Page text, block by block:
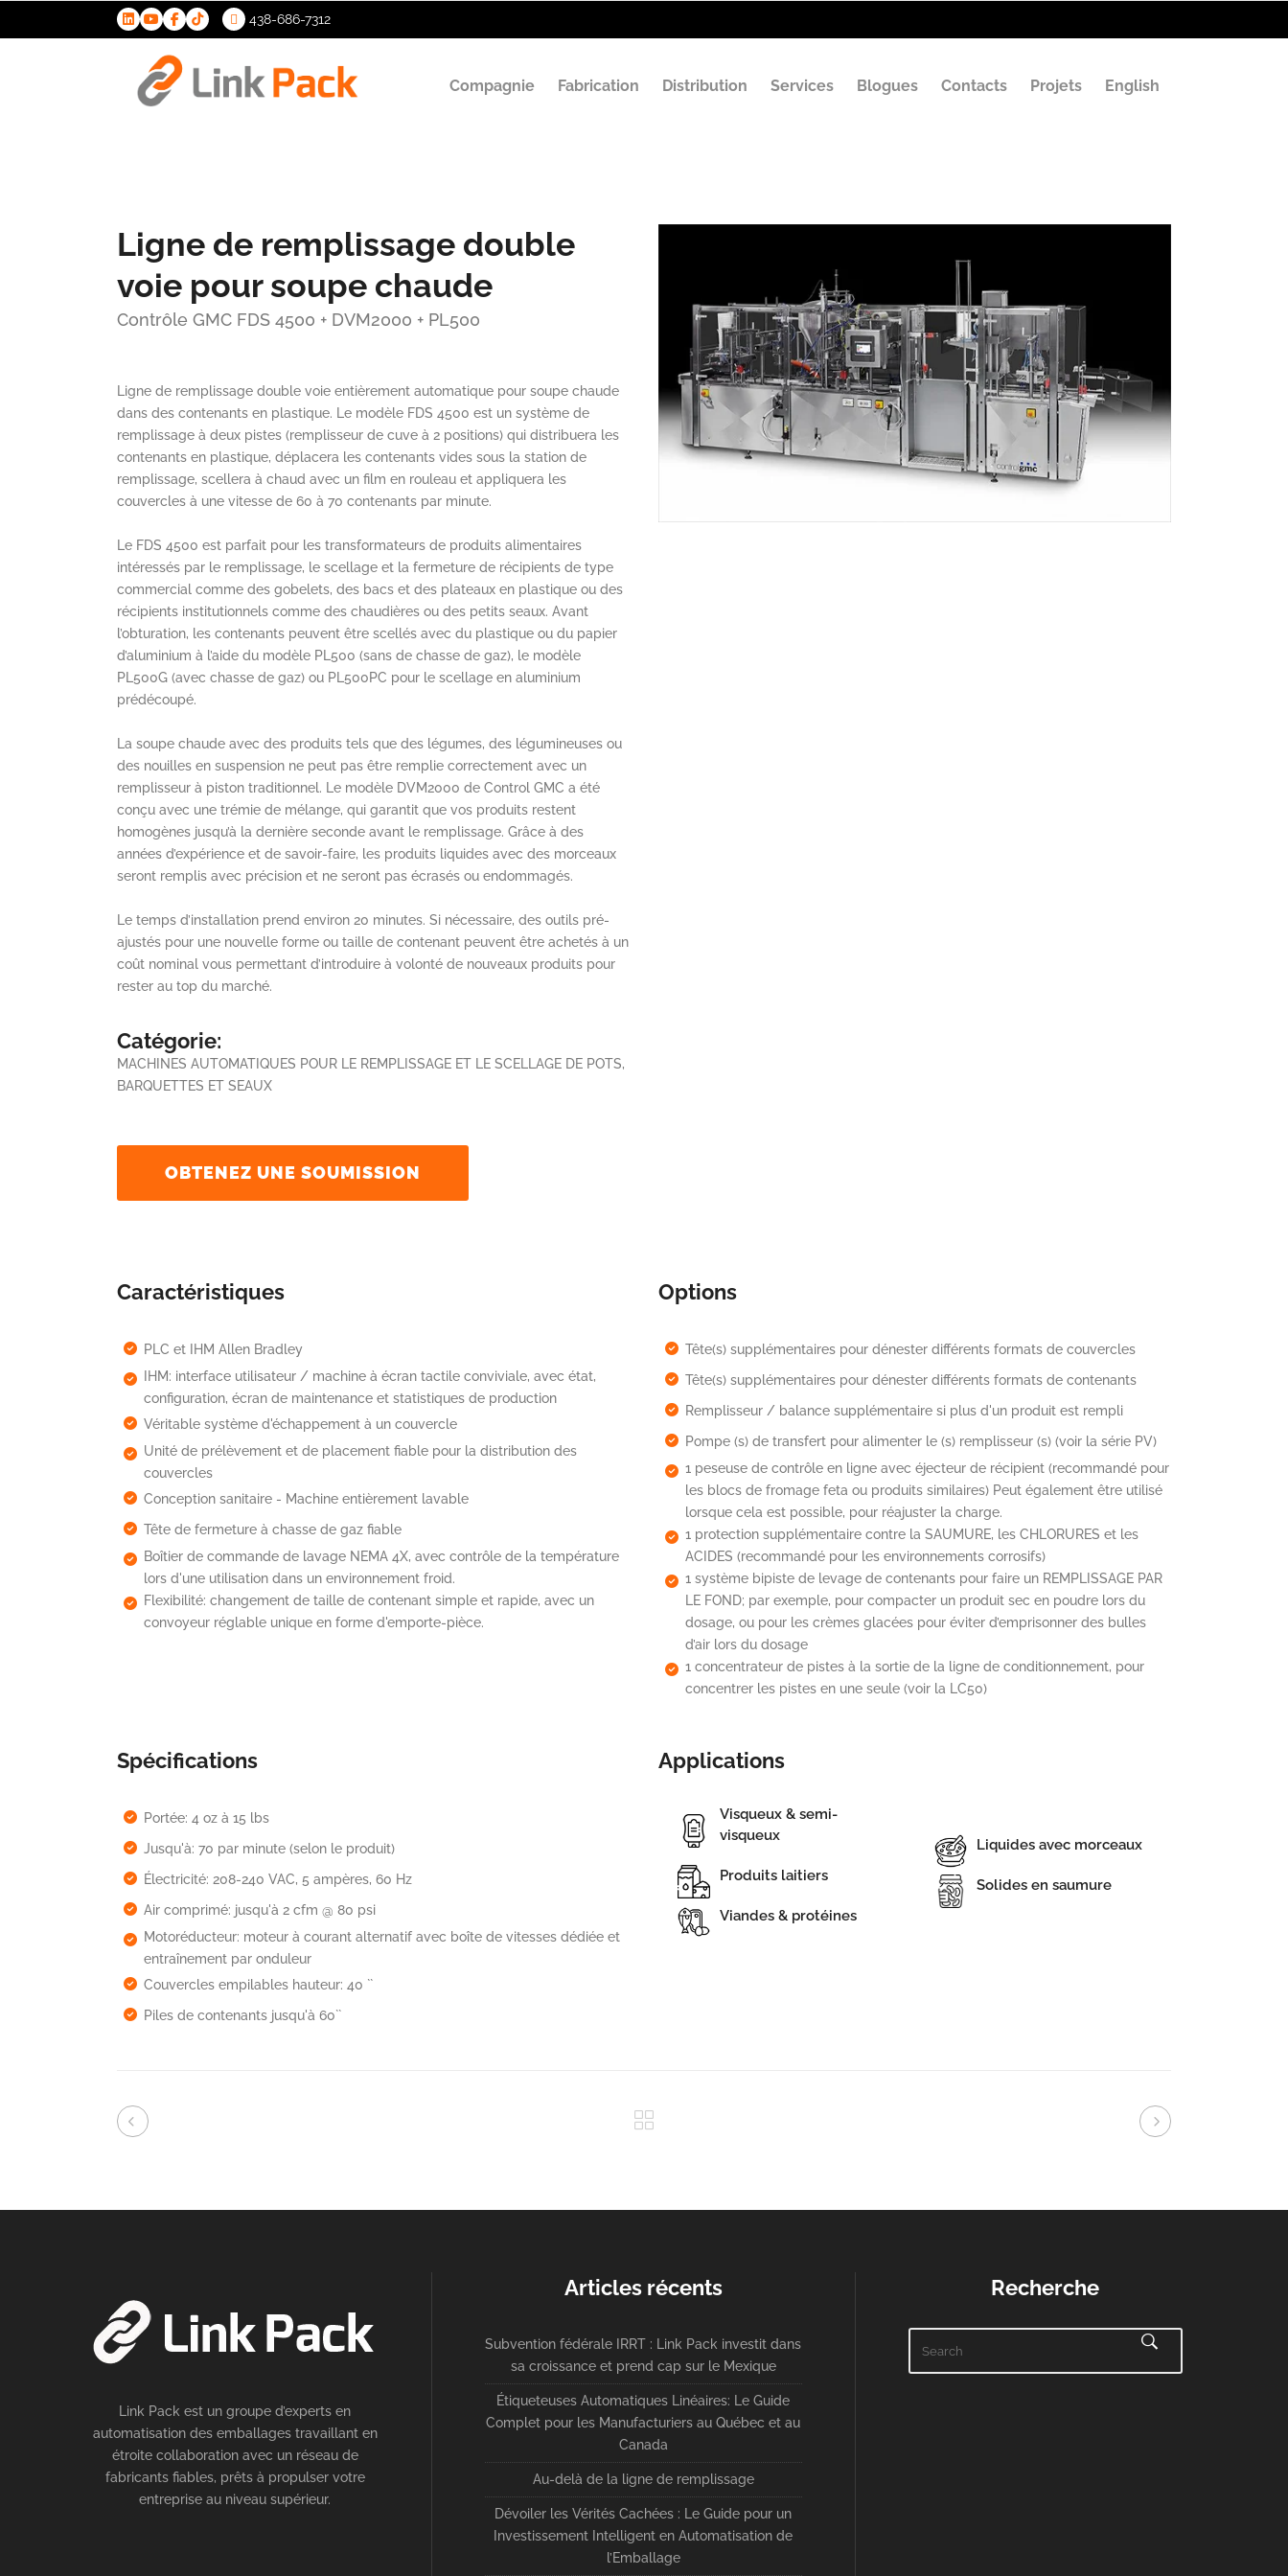
438-686-7312
>
Compagnie Fabrication Distribution Services Blogues Contacts Projets English
Ligne de remplissage double
voie pour soupe chaude
Contrôle GMC FDS 4500 + DVM2000 + PL500
Ligne de remplissage double voie entièrement automatique pour soupe chaude
dans des contenants en plastique. Le modèle FDS 4500 est un système de
remplissage à deux pistes (remplisseur de cuve à 2 positions) qui distribuera les
contenants en plastique, déplacera les contenants vides sous la station de
remplissage, scellera à chaud avec un film en rouleau et appliquera les
couvercles à une vitesse de 60 à 70 contenants par minute.
Le FDS 4500 est parfait pour les transformateurs de produits alimentaires
intéressés par le remplissage, le scellage et la fermeture de récipients de type
commercial comme des gobelets, des bacs et des plateaux en plastique ou des
récipients institutionnels comme des chaudières ou des petits seaux. Avant
l’obturation, les contenants peuvent être scellés avec du plastique ou du papier
d’aluminium à l’aide du modèle PL500 (sans de chasse de gaz), le modèle
PL500G (avec chasse de gaz) ou PL500PC pour le scellage en aluminium
prédécoupé.
La soupe chaude avec des produits tels que des légumes, des légumineuses ou
des nouilles en suspension ne peut pas être remplie correctement avec un
remplisseur à piston traditionnel. Le modèle DVM2000 de Control GMC a été
conçu avec une trémie de mélange, qui garantit que vos produits restent
homogènes jusqu’à la dernière seconde avant le remplissage. Grâce à des
années d’expérience et de savoir-faire, les produits liquides avec des morceaux
seront remplis avec précision et ne seront pas écrasés ou endommagés.
Le temps d’installation prend environ 20 minutes. Si nécessaire, des outils pré-
ajustés pour une nouvelle forme ou taille de contenant peuvent être achetés à un
coût nominal vous permettant d’introduire à volonté de nouveaux produits pour
rester au top du marché.
Catégorie:
MACHINES AUTOMATIQUES POUR LE REMPLISSAGE ET LE SCELLAGE DE POTS,
BARQUETTES ET SEAUX
OBTENEZ UNE SOUMISSION
Caractéristiques
PLC et IHM Allen Bradley
IHM: interface utilisateur / machine à écran tactile conviviale, avec état,
configuration, écran de maintenance et statistiques de production
Véritable système d'échappement à un couvercle
Unité de prélèvement et de placement fiable pour la distribution des
couvercles
Conception sanitaire - Machine entièrement lavable
Tête de fermeture à chasse de gaz fiable
Boîtier de commande de lavage NEMA 4X, avec contrôle de la température
lors d'une utilisation dans un environnement froid.
Flexibilité: changement de taille de contenant simple et rapide, avec un
convoyeur réglable unique en forme d'emporte-pièce.
Options
Tête(s) supplémentaires pour dénester différents formats de couvercles
Tête(s) supplémentaires pour dénester différents formats de contenants
Remplisseur / balance supplémentaire si plus d'un produit est rempli
Pompe (s) de transfert pour alimenter le (s) remplisseur (s) (voir la série PV)
1 peseuse de contrôle en ligne avec éjecteur de récipient (recommandé pour
les blocs de fromage feta ou produits similaires) Peut également être utilisé
lorsque cela est possible, pour réajuster la charge.
1 protection supplémentaire contre la SAUMURE, les CHLORURES et les
ACIDES (recommandé pour les environnements corrosifs)
1 système bipiste de levage de contenants pour faire un REMPLISSAGE PAR
LE FOND; par exemple, pour compacter un produit sec en poudre lors du
dosage, ou pour les crèmes glacées pour éviter d’emprisonner des bulles
d’air lors du dosage
1 concentrateur de pistes à la sortie de la ligne de conditionnement, pour
concentrer les pistes en une seule (voir la LC50)
Spécifications
Portée: 4 oz à 15 lbs
Jusqu'à: 70 par minute (selon le produit)
Électricité: 208-240 VAC, 5 ampères, 60 Hz
Air comprimé: jusqu'à 2 cfm @ 80 psi
Motoréducteur: moteur à courant alternatif avec boîte de vitesses dédiée et
entraînement par onduleur
Couvercles empilables hauteur: 40 ``
Piles de contenants jusqu'à 60``
Applications
Visqueux & semi-
visqueux
Produits laitiers
Viandes & protéines
Liquides avec morceaux
Solides en saumure
Link Pack est un groupe d’experts en
automatisation des emballages travaillant en
étroite collaboration avec un réseau de
fabricants fiables, prêts à propulser votre
entreprise au niveau supérieur.
Articles récents
Subvention fédérale IRRT : Link Pack investit dans
sa croissance et prend cap sur le Mexique
Étiqueteuses Automatiques Linéaires: Le Guide
Complet pour les Manufacturiers au Québec et au
Canada
Au-delà de la ligne de remplissage
Dévoiler les Vérités Cachées : Le Guide pour un
Investissement Intelligent en Automatisation de
l’Emballage
Recherche